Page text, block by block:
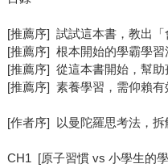
[推薦序] 試試這本書，教出
[推薦序] 根本開始的學霸學
[推薦序] 從這本書開始，幫
[推薦序] 素養學習，需仰賴
[作者序] 以曼陀羅思考法，
CH1 [原子習慣 vs 小學生的